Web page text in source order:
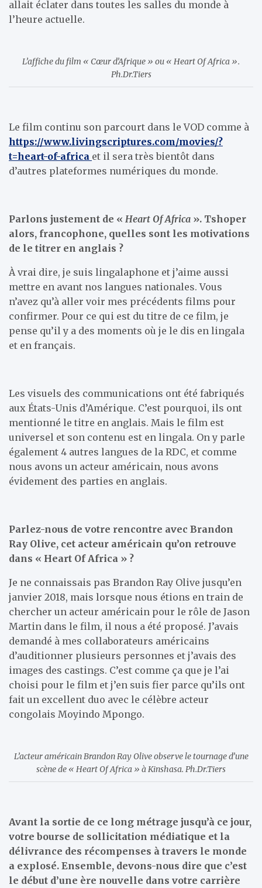
allait éclater dans toutes les salles du monde à
l’heure actuelle.
L’affiche du film « Cœur d’Afrique » ou « Heart Of Africa ».
Ph.Dr.Tiers
Le film continu son parcourt dans le VOD comme à
https://www.livingscriptures.com/movies/?
t=heart-of-africa et il sera très bientôt dans
d’autres plateformes numériques du monde.
Parlons justement de « Heart Of Africa ». Tshoper
alors, francophone, quelles sont les motivations
de le titrer en anglais ?
À vrai dire, je suis lingalaphone et j’aime aussi
mettre en avant nos langues nationales. Vous
n’avez qu’à aller voir mes précédents films pour
confirmer. Pour ce qui est du titre de ce film, je
pense qu’il y a des moments où je le dis en lingala
et en français.
Les visuels des communications ont été fabriqués
aux États-Unis d’Amérique. C’est pourquoi, ils ont
mentionné le titre en anglais. Mais le film est
universel et son contenu est en lingala. On y parle
également 4 autres langues de la RDC, et comme
nous avons un acteur américain, nous avons
évidement des parties en anglais.
Parlez-nous de votre rencontre avec Brandon
Ray Olive, cet acteur américain qu’on retrouve
dans « Heart Of Africa » ?
Je ne connaissais pas Brandon Ray Olive jusqu’en
janvier 2018, mais lorsque nous étions en train de
chercher un acteur américain pour le rôle de Jason
Martin dans le film, il nous a été proposé. J’avais
demandé à mes collaborateurs américains
d’auditionner plusieurs personnes et j’avais des
images des castings. C’est comme ça que je l’ai
choisi pour le film et j’en suis fier parce qu’ils ont
fait un excellent duo avec le célèbre acteur
congolais Moyindo Mpongo.
L’acteur américain Brandon Ray Olive observe le tournage d’une
scène de « Heart Of Africa » à Kinshasa. Ph.Dr.Tiers
Avant la sortie de ce long métrage jusqu’à ce jour,
votre bourse de sollicitation médiatique et la
délivrance des récompenses à travers le monde
a explosé. Ensemble, devons-nous dire que c’est
le début d’une ère nouvelle dans votre carrière